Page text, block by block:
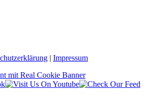
| Impressum
mit Real Cookie Banner